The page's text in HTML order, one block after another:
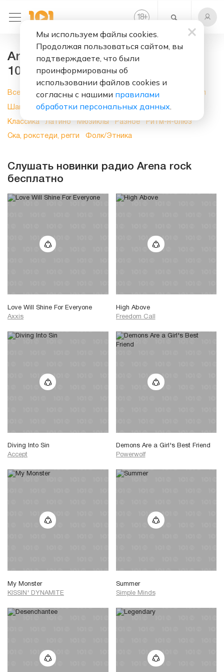
18+
Arena rock, слушать онлайн на
101.ru
Все Новинки Поп музыка Рок Электроника Хип-хоп
Шансон Блюз Джаз Духовная музыка Кантри
Классика Латино Мюзиклы Разное Ритм-н-блюз
Ска, рокстеди, регги Фолк/Этника
Слушать новинки радио Arena rock
бесплатно
Love Will Shine For Everyone
Axxis
High Above
Freedom Call
Diving Into Sin
Accept
Demons Are a Girl's Best Friend
Powerwolf
My Monster
KISSIN' DYNAMITE
Summer
Simple Minds
Мы используем файлы cookies.
Продолжая пользоваться сайтом, вы
подтверждаете, что были
проинформированы об
использовании файлов cookies и
согласны с нашими правилами
обработки персональных данных.